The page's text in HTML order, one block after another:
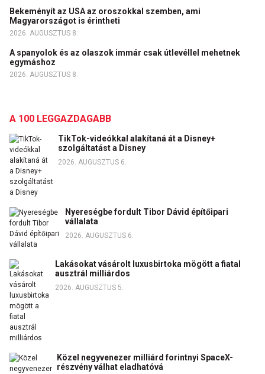
Bekeményít az USA az oroszokkal szemben, ami
Magyarországot is érintheti
2026. AUGUSZTUS 8.
A spanyolok és az olaszok immár csak útlevéllel mehetnek
egymáshoz
2026. AUGUSZTUS 8.
A 100 LEGGAZDAGABB
TikTok-videókkal alakítaná át a Disney+
szolgáltatást a Disney
2026. AUGUSZTUS 6.
Nyereségbe fordult Tibor Dávid építőipari
vállalata
2026. AUGUSZTUS 6.
Lakásokat vásárolt luxusbirtoka mögött a fiatal
ausztrál milliárdos
2026. AUGUSZTUS 5.
Közel negyvenezer milliárd forintnyi SpaceX-
részvény válhat eladhatóvá